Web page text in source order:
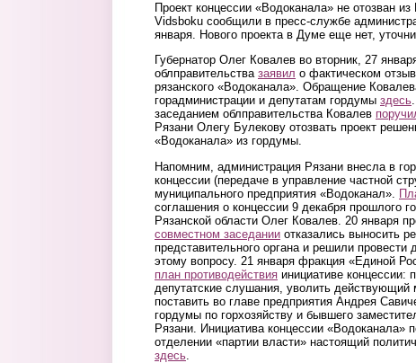
Проект концессии «Водоканала» не отозван
Vidsboku сообщили в пресс-службе
января. Нового проекта в Думе еще нет,
Губернатор Олег Ковалев во вторник, 27
облправительства заявил о фактическом
рязанского «Водоканала». Обращение
горадминистрации и депутатам гордумы здесь
заседанием облправительства Ковалев
Рязани Олегу Булекову отозвать проект
«Водоканала» из гордумы.
Напомним, администрация Рязани внесла в
концессии (передаче в управление частной
муниципального предприятия «Водоканал».
соглашения о концессии 9 декабря прошлого
Рязанской области Олег Ковалев. 20 января
совместном заседании отказались выносить
представительного органа и решили провести
этому вопросу. 21 января фракция «Единой
план противодействия инициативе концессии:
депутатские слушания, уволить
поставить во главе предприятия Андрея
гордумы по горхозяйству и бывшего
Рязани. Инициатива концессии «Водоканала»
отделении «партии власти» настоящий
здесь